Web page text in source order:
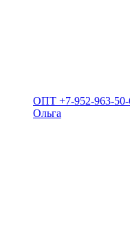
ОПТ +7-952-963-
Ольга